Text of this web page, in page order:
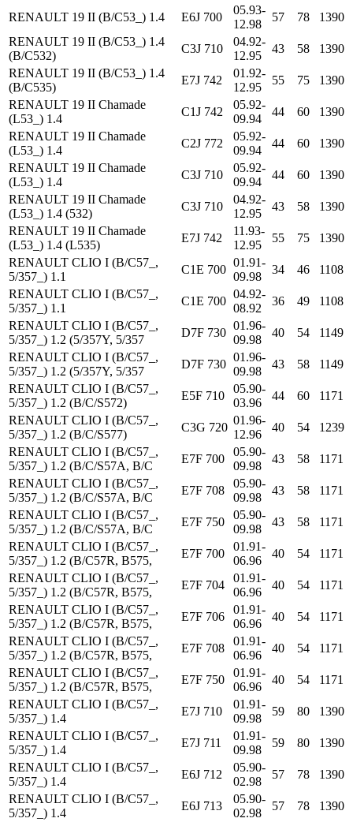
RENAULT 19 II (B/C53_) 1.4 E6J 700
05.93-
12.98
57 78
1390
RENAULT 19 II (B/C53_) 1.4
(B/C532)
C3J 710
04.92-
12.95
43 58
1390
RENAULT 19 II (B/C53_) 1.4
(B/C535)
E7J 742
01.92-
12.95
55 75
1390
RENAULT 19 II Chamade
(L53_) 1.4
C1J 742
05.92-
09.94
44 60
1390
RENAULT 19 II Chamade
(L53_) 1.4
C2J 772
05.92-
09.94
44 60
1390
RENAULT 19 II Chamade
(L53_) 1.4
C3J 710
05.92-
09.94
44 60
1390
RENAULT 19 II Chamade
(L53_) 1.4 (532)
C3J 710
04.92-
12.95
43 58
1390
RENAULT 19 II Chamade
(L53_) 1.4 (L535)
E7J 742
11.93-
12.95
55 75
1390
RENAULT CLIO I (B/C57_,
5/357_) 1.1
C1E 700
01.91-
09.98
34 46
1108
RENAULT CLIO I (B/C57_,
5/357_) 1.1
C1E 700
04.92-
08.92
36 49
1108
RENAULT CLIO I (B/C57_,
5/357_) 1.2 (5/357Y, 5/357
D7F 730
01.96-
09.98
40 54
1149
RENAULT CLIO I (B/C57_,
5/357_) 1.2 (5/357Y, 5/357
D7F 730
01.96-
09.98
43 58
1149
RENAULT CLIO I (B/C57_,
5/357_) 1.2 (B/C/S572)
E5F 710
05.90-
03.96
44 60
1171
RENAULT CLIO I (B/C57_,
5/357_) 1.2 (B/C/S577)
C3G 720
01.96-
12.96
40 54
1239
RENAULT CLIO I (B/C57_,
5/357_) 1.2 (B/C/S57A, B/C
E7F 700
05.90-
09.98
43 58
1171
RENAULT CLIO I (B/C57_,
5/357_) 1.2 (B/C/S57A, B/C
E7F 708
05.90-
09.98
43 58
1171
RENAULT CLIO I (B/C57_,
5/357_) 1.2 (B/C/S57A, B/C
E7F 750
05.90-
09.98
43 58
1171
RENAULT CLIO I (B/C57_,
5/357_) 1.2 (B/C57R, B575,
E7F 700
01.91-
06.96
40 54
1171
RENAULT CLIO I (B/C57_,
5/357_) 1.2 (B/C57R, B575,
E7F 704
01.91-
06.96
40 54
1171
RENAULT CLIO I (B/C57_,
5/357_) 1.2 (B/C57R, B575,
E7F 706
01.91-
06.96
40 54
1171
RENAULT CLIO I (B/C57_,
5/357_) 1.2 (B/C57R, B575,
E7F 708
01.91-
06.96
40 54
1171
RENAULT CLIO I (B/C57_,
5/357_) 1.2 (B/C57R, B575,
E7F 750
01.91-
06.96
40 54
1171
RENAULT CLIO I (B/C57_,
5/357_) 1.4
E7J 710
01.91-
09.98
59 80
1390
RENAULT CLIO I (B/C57_,
5/357_) 1.4
E7J 711
01.91-
09.98
59 80
1390
RENAULT CLIO I (B/C57_,
5/357_) 1.4
E6J 712
05.90-
02.98
57 78
1390
RENAULT CLIO I (B/C57_,
5/357_) 1.4
E6J 713
05.90-
02.98
57 78
1390